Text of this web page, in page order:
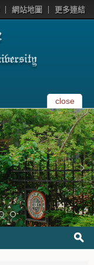
網站地圖 更多連結
close